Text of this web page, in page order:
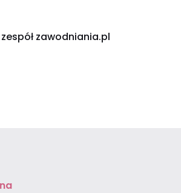
zawodniania.pl